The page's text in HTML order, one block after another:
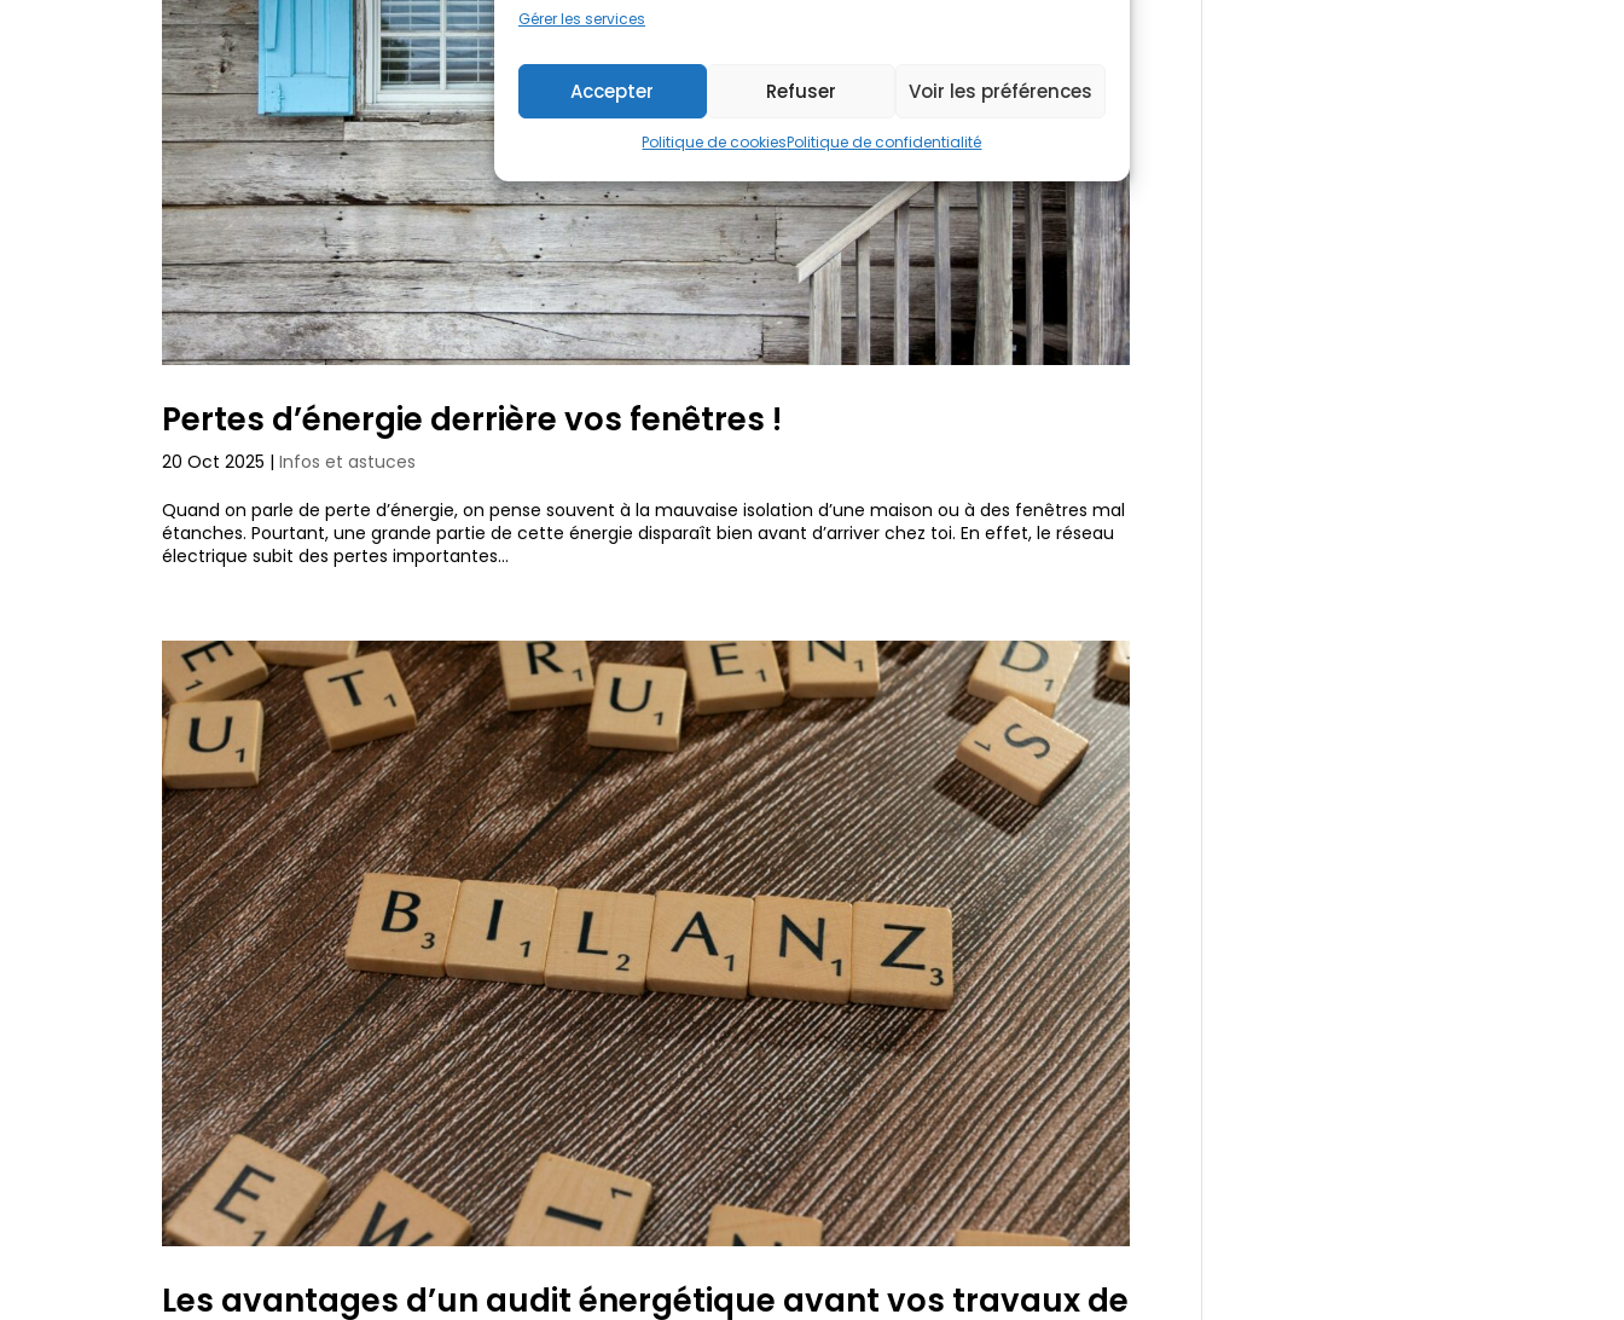
Gérer les services
Accepter Refuser Voir les préférences
Politique de cookiesPolitique de confidentialité
Pertes d’énergie derrière vos fenêtres !
20 Oct 2025 |Infos et astuces
Quand on parle de perte d’énergie, on pense souvent à la mauvaise isolation d’une maison ou à des fenêtres mal
étanches. Pourtant, une grande partie de cette énergie disparaît bien avant d’arriver chez toi. En effet, le réseau
électrique subit des pertes importantes...
Les avantages d’un audit énergétique avant vos travaux de